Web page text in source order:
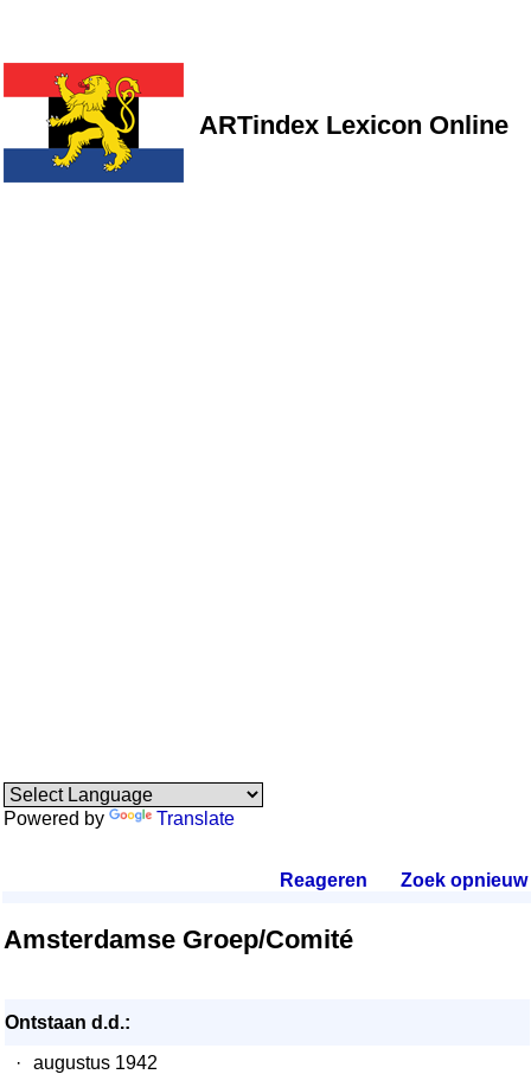
ARTindex Lexicon Online
Powered by Translate
Reageren Zoek opnieuw.
Amsterdamse Groep/Comité
Ontstaan d.d.:
·
augustus 1942